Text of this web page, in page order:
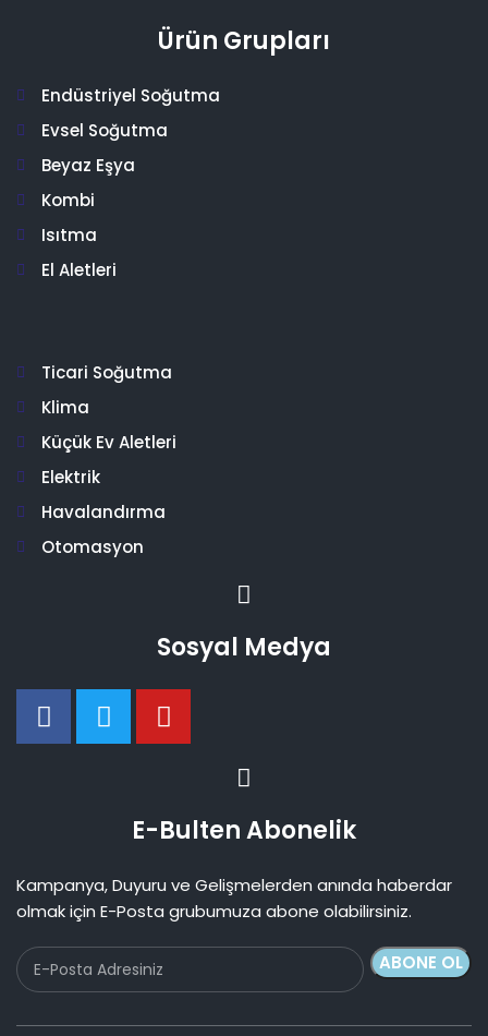
Ürün Grupları
Endüstriyel Soğutma
Evsel Soğutma
Beyaz Eşya
Kombi
Isıtma
El Aletleri
Ticari Soğutma
Klima
Küçük Ev Aletleri
Elektrik
Havalandırma
Otomasyon
Sosyal Medya
E-Bulten Abonelik
Kampanya, Duyuru ve Gelişmelerden anında haberdar
olmak için E-Posta grubumuza abone olabilirsiniz.